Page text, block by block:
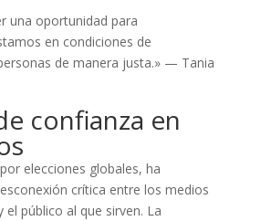
una oportunidad para
en condiciones de
de manera justa.» — Tania
confianza en
elecciones globales, ha
crítica entre los medios
el público al que sirven. La